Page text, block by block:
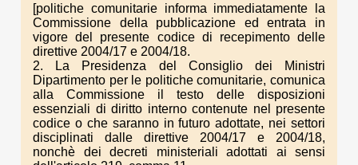
[politiche comunitarie informa immediatamente la
Commissione della pubblicazione ed entrata in
vigore del presente codice di recepimento delle
direttive 2004/17 e 2004/18.
2. La Presidenza del Consiglio dei Ministri
Dipartimento per le politiche comunitarie, comunica
alla Commissione il testo delle disposizioni
essenziali di diritto interno contenute nel presente
codice o che saranno in futuro adottate, nei settori
disciplinati dalle direttive 2004/17 e 2004/18,
nonchè dei decreti ministeriali adottati ai sensi